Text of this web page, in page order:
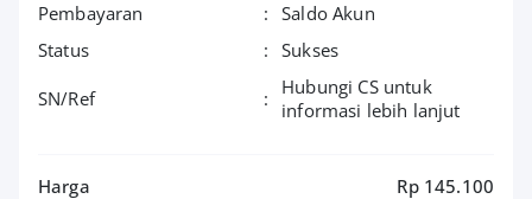
Pembayaran
:
Saldo Akun
Status
: Sukses
SN/Ref :
Hubungi CS untuk
informasi lebih lanjut
Harga Rp 145.100